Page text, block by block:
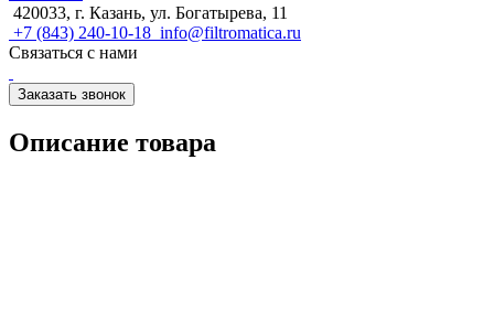
420033, г. Казань, ул. Богатырева, 11
+7 (843) 240-10-18 info@filtromatica.ru
Связаться с нами
Заказать звонок
Описание товара